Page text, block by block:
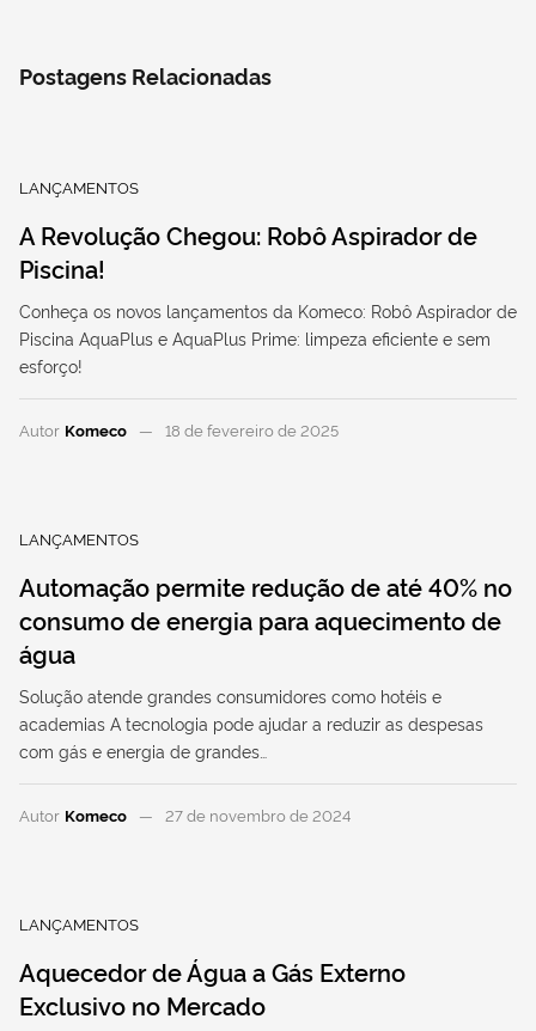
Postagens Relacionadas
LANÇAMENTOS
A Revolução Chegou: Robô Aspirador de
Piscina!
Conheça os novos lançamentos da Komeco: Robô Aspirador de
Piscina AquaPlus e AquaPlus Prime: limpeza eficiente e sem
esforço!
Autor Komeco 18 de fevereiro de 2025
LANÇAMENTOS
Automação permite redução de até 40% no
consumo de energia para aquecimento de
água
Solução atende grandes consumidores como hotéis e
academias A tecnologia pode ajudar a reduzir as despesas
com gás e energia de grandes…
Autor Komeco 27 de novembro de 2024
LANÇAMENTOS
Aquecedor de Água a Gás Externo
Exclusivo no Mercado